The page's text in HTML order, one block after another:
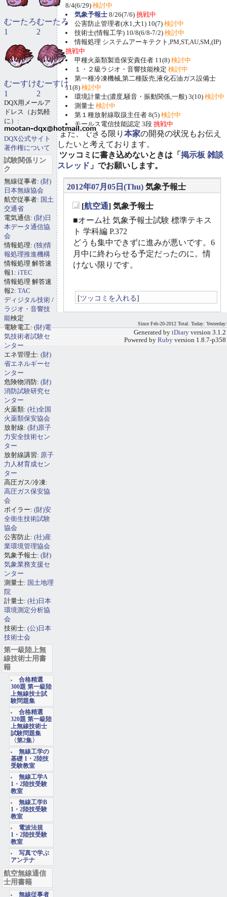
8/4(6/29) 検討中
気象予報士 8/26(7/6) 挑戦中
公害防止管理者(水1,大1) 10(7) 検討中
技術士(情報工学) 10/8(6/8-7/2) 検討中
情報処理 システムアーキテクト,PM,ST,AU,SM,(IP)
挑戦中
甲種火薬類製造保安責任者 11(8) 検討中
１・２級ラジオ・音響技能検定 検討中
第一種冷凍機械,第二種販売,液化石油ガス設備士
11(8) 検討中
環境計量士(濃度,騒音・振動関係,一般) 3(10) 検討中
測量士 検討中
第１種放射線取扱主任者 8(5) 検討中
モールス電信技能認定 3段 挑戦中
また、できる限り 本家の開発の状況もお伝え
したいと考えております。
ツッコミに書き込めないときは「 掲示板 雑談
スレッド 」でお願いします。
2012年07月05日(Thu) 気象予報士
[航空通] 気象予報士
■オーム社 気象予報士試験 標準テキス
ト 学科編 P.372
どうも集中できずに進みが悪いです。6
月中に終わらせる予定だったのに。情
けない限りです。
[ツッコミを入れる]
むーたろ
1
むーたろ
2
むーすけ
1
むーすけ
2
DQX用メールア
ドレス（お気軽
に）:
DQX公式サイト
著作権について
試験関係リン
ク
無線従事者: (財)
日本無線協会
航空従事者: 国土
交通省
電気通信: (財)日
本データ通信協
会
情報処理: (独)情
報処理推進機構
情報処理 解答速
報1: iTEC
情報処理 解答速
報2: TAC
ディジタル技術 /
ラジオ・音響技
能検定
電験電工:(財)電
気技術者試験セ
ンター
エネ管理士: (財)
省エネルギーセ
ンター
危険物消防: (財)
消防試験研究セ
ンター
火薬類: (社)全国
火薬類保安協会
放射線: (財)原子
力安全技術セン
ター
放射線講習: 原子
力人材育成セン
ター
高圧ガス/冷凍:
高圧ガス保安協
会
ボイラー: (財)安
全衛生技術試験
協会
公害防止: (社)産
業環境管理協会
気象予報士: (財)
気象業務支援セ
ンター
測量士: 国土地理
院
計量士: (社)日本
環境測定分析協
会
技術士: (公)日本
技術士会
第一級陸上無
線技術士用書
籍
合格精選
300題 第一級陸
上無線技士試
験問題集
合格精選
320題 第一級陸
上無線技術士
試験問題集
〈第2集〉
無線工学の
基礎 1・2陸技
受験教室
無線工学A
1・2陸技受験
教室
無線工学B
1・2陸技受験
教室
電波法規
1・2陸技受験
教室
写真で学ぶ
アンテナ
航空無線通信
士用書籍
無線従事者
Since Feb-20-2012 Total: Today: Yesterday:
Generated by tDiary version 3.1.2
Powered by Ruby version 1.8.7-p358